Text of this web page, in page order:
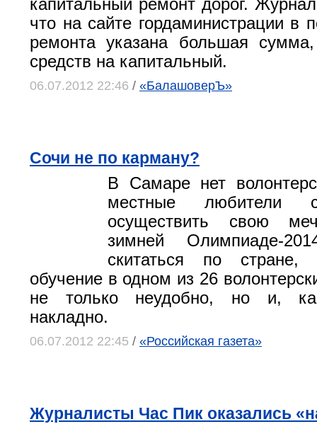
капитальный ремонт дорог.
что на сайте гордаминистрации в
ремонта указана большая
средств на капитальный.
06.07.2012 22:46 / «БалашоверЪ»
Сочи не по карману?
В Самаре нет
местные любители
осуществить свою
зимней Олимпиаде-
скитаться по стране,
обучение в одном из 26
не только неудобно, но и,
накладно.
06.07.2012 22:45 / «Российская газета»
Журналисты Час Пик оказались